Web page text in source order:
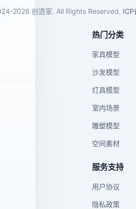
2026 创造家. All Rights Reserved. ICP
热门分类
家具模型
沙发模型
灯具模型
室内场景
雕塑模型
空间素材
服务支持
用户协议
隐私政策